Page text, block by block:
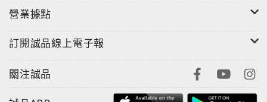
營業據點
訂閱誠品線上電子報
關注誠品